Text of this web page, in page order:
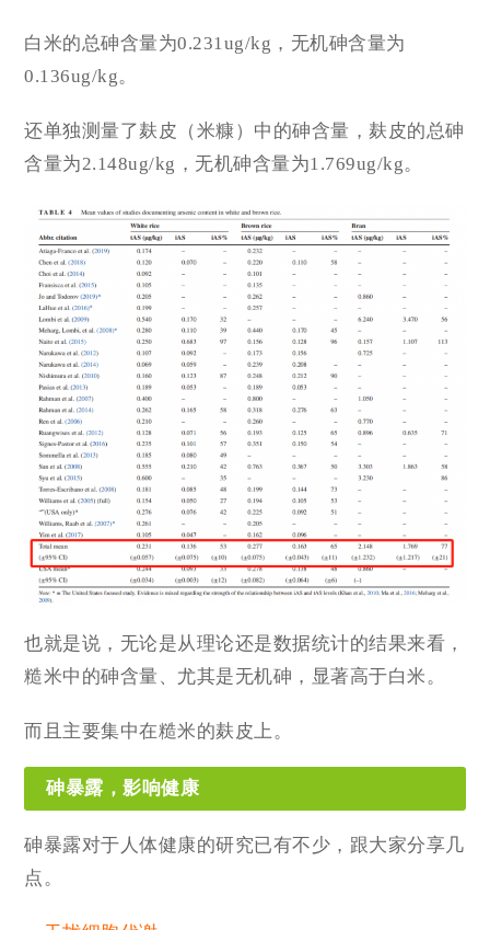
白米的总砷含量为0.231ug/kg，无机砷含量为
0.136ug/kg。
还单独测量了麸皮（米糠）中的砷含量，麸皮的总砷
含量为2.148ug/kg，无机砷含量为1.769ug/kg。
也就是说，无论是从理论还是数据统计的结果来看，
糙米中的砷含量、尤其是无机砷，显著高于白米。
而且主要集中在糙米的麸皮上。
砷暴露，影响健康
砷暴露对于人体健康的研究已有不少，跟大家分享几
点。